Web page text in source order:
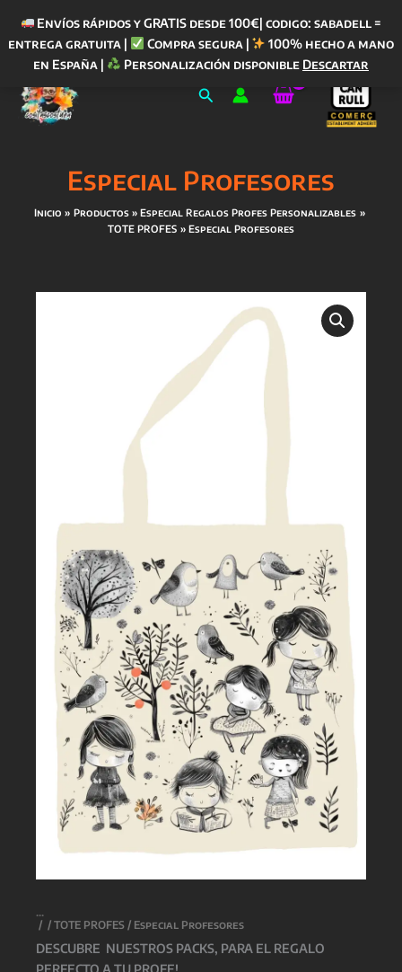
Envíos rápidos y GRATIS desde 100€| codigo: sabadell =
entrega gratuita |
Compra segura |
100% hecho a mano
en España |
Personalización disponible Descartar
contenido
Buscar
Especial Profesores
Inicio Productos
Especial Regalos Profes Personalizables
TOTE PROFES
Especial Profesores
/ / TOTE PROFES / Especial Profesores
DESCUBRE NUESTROS PACKS, PARA EL REGALO